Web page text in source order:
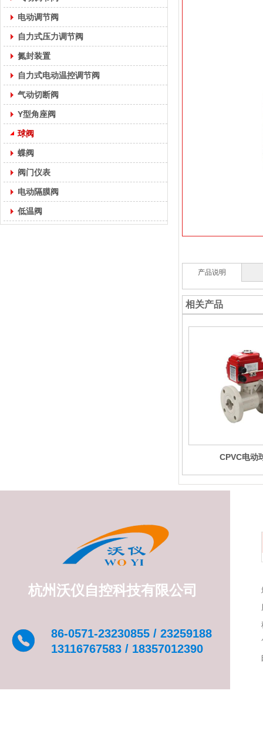
电动调节阀
自力式压力调节阀
氮封装置
自力式电动温控调节阀
气动切断阀
Y型角座阀
球阀
蝶阀
阀门仪表
电动隔膜阀
低温阀
产品说明
相关产品
CPVC电动
86-0571-23230855 / 23259188
13116767583 / 18357012390
杭州沃仪自控科技有限公司